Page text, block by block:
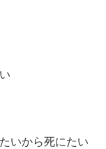
いから死にたい